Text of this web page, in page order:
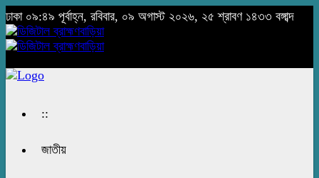
ঢাকা ০৯:৪৯ পূর্বাহ্ন, রবিবার, ০৯ অগাস্ট ২০২৬, ২৫ শ্রাবণ ১৪৩৩ বঙ্গাব্দ
::
জাতীয়